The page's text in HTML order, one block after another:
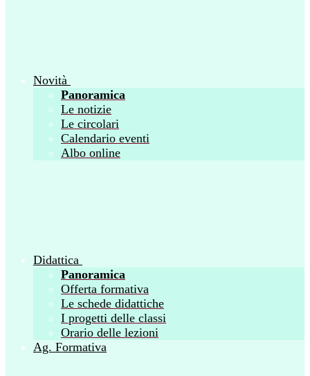
Novità
Panoramica
Le notizie
Le circolari
Calendario eventi
Albo online
Didattica
Panoramica
Offerta formativa
Le schede didattiche
I progetti delle classi
Orario delle lezioni
Ag. Formativa